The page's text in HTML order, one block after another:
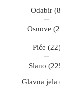
Odabir
Osnove
Piće
Slano
Glavna jela